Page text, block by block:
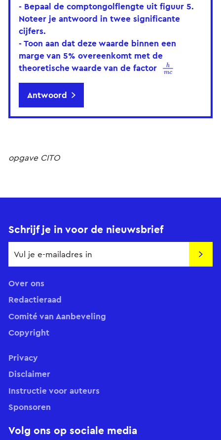
- Bepaal de comptongolflengte uit figuur 5.
Noteer je antwoord in twee significante
cijfers.
- Toon aan dat deze waarde binnen een
marge van 5% overeenkomt met de
theoretische waarde van de factor hm
Antwoord
opgave CITO
Schrijf je in voor de nieuwsbrief
Over ons
Redactieraad
Comité van Aanbeveling
Copyright
Volg ons op sociale media
Privacy
Disclaimer
Instructie voor auteurs
Sponsoren